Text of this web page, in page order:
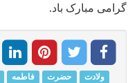
گرامی مبارک باد.
ولادت حضرت فاطمه